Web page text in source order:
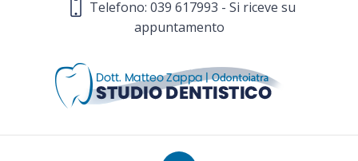
Telefono: 039 617993 - Si riceve su
appuntamento